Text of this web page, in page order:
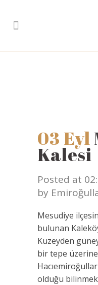
03 Eyl
Kalesi
Posted at
by
Mesudiye
bulunan
Kuzeyden
bir tepe
olduğu